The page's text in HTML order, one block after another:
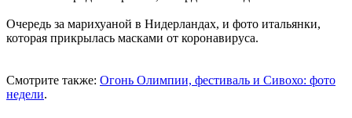
Очередь за марихуаной в Нидерландах, и фото итальянки,
которая прикрылась масками от коронавируса.
Смотрите также: Огонь Олимпии, фестиваль и Сивохо: фото
недели.